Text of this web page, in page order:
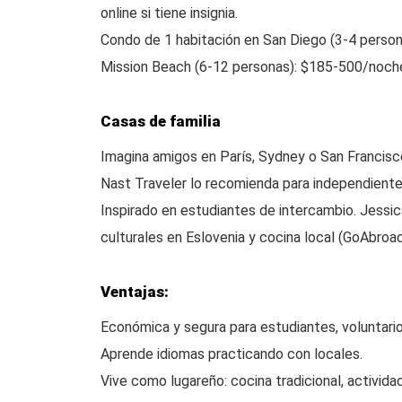
online si tiene insignia.
Condo de 1 habitación en San Diego (3-4
Mission Beach (6-12 personas): $185-500/
Casas de familia
Imagina amigos en París, Sydney o San
Nast Traveler lo recomienda para
Inspirado en estudiantes de intercambio.
culturales en Eslovenia y cocina local
Ventajas:
Económica y segura para estudiantes,
Aprende idiomas practicando con locales.
Vive como lugareño: cocina tradicional,